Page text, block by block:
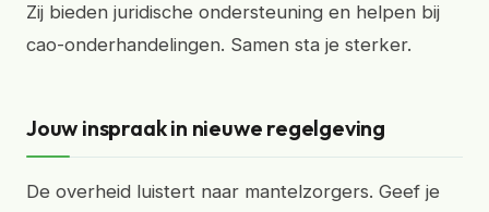
Zij bieden juridische ondersteuning en helpen bij
cao-onderhandelingen. Samen sta je sterker.
Jouw inspraak in nieuwe regelgeving
De overheid luistert naar mantelzorgers. Geef je